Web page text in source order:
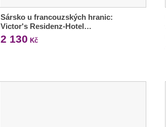
Sársko u francouzských hranic:
Victor's Residenz-Hotel…
2 130 Kč